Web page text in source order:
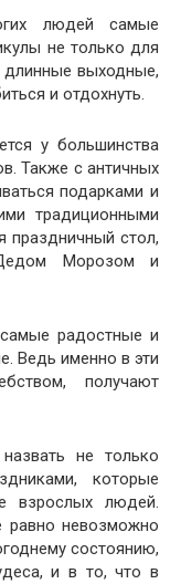
людей самые
не только для
выходные,
и отдохнуть.
у большинства
Также с античных
подарками и
традиционными
праздничный стол,
Морозом и
самые радостные и
Ведь именно в эти
получают
не только
которые
взрослых людей.
равно невозможно
состоянию,
и в то, что в